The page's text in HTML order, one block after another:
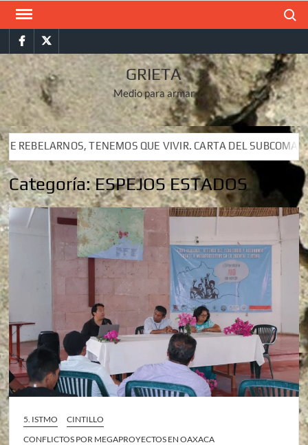
Saltar
contenidoFacebookTwitter
GRIETA
Medio para armar
QUE VIVIR. CARTA DEL SUBCOMANDANTE INSURGENTE
QUE VIVIR. CARTA DEL SUBCOMANDANTE INSURGENTE
Categoría:ESPEJOS ESTADOS
5. ISTMO
CINTILLO
CONFLICTOS POR MEGAPROYECTOS EN OAXACA